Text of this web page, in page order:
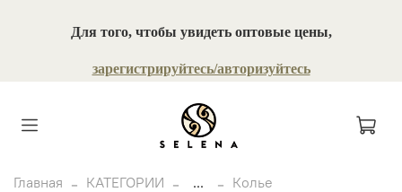
Для того, чтобы увидеть оптовые цены,
зарегистрируйтесь/авторизуйтесь
Главная КАТЕГОРИИ ... Колье